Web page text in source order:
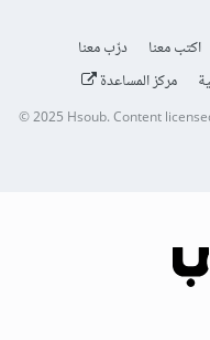
اكتب معنا
درّب معنا
مركز المساعدة
© 2025Hsoub.Content